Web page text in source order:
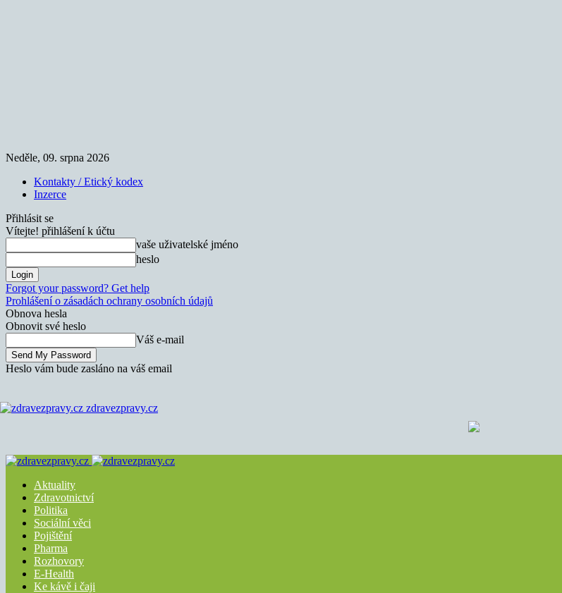
Neděle, 09. srpna 2026
Kontakty / Etický kodex
Inzerce
Přihlásit se
Vítejte! přihlášení k účtu
vaše uživatelské jméno
heslo
Forgot your password? Get help
Prohlášení o zásadách ochrany osobních údajů
Obnova hesla
Obnovit své heslo
Váš e-mail
Heslo vám bude zasláno na váš email
zdravezpravy.cz
Aktuality
Zdravotnictví
Politika
Sociální věci
Pojištění
Pharma
Rozhovory
E-Health
Ke kávě i čaji